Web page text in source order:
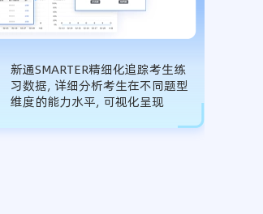
新通SMARTER精细化追踪考生练
习数据，详细分析考生在不同题型
维度的能力水平，可视化呈现